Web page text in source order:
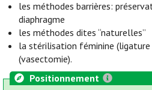
les méthodes barrières:
diaphragme
les méthodes dites “naturelles”
la stérilisation féminine (ligature
(vasectomie).
Positionnement